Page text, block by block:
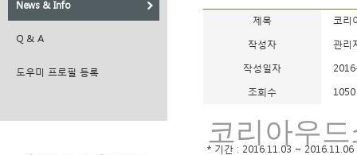
News & Info
Q & A
도우미 프로필 등록
제목 코리
작성자 관리
작성일자
조회수 1050
코리아우
* 기간 : 2016.11.03 ~ 2016.11.06